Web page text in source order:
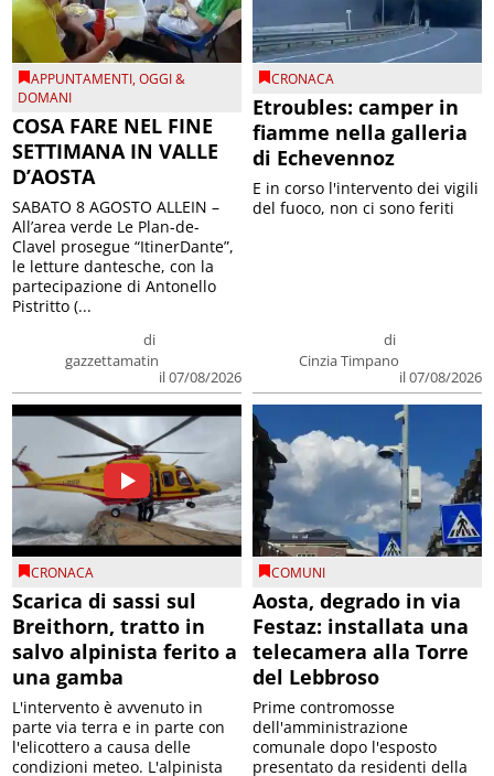
APPUNTAMENTI,OGGI &
DOMANI
COSA FARE NEL FINE
SETTIMANA IN VALLE
D’AOSTA
di
gazzettamatin
il 07/08/2026
SABATO 8 AGOSTO ALLEIN –
All’area verde Le Plan-de-
Clavel prosegue “ItinerDante”,
le letture dantesche, con la
partecipazione di Antonello
Pistritto (...
CRONACA
Etroubles: camper in
fiamme nella galleria
di Echevennoz
di
Cinzia Timpano
il 07/08/2026
E in corso l'intervento dei vigili
del fuoco, non ci sono feriti
CRONACA
Scarica di sassi sul
Breithorn, tratto in
salvo alpinista ferito a
una gamba
L'intervento è avvenuto in
parte via terra e in parte con
l'elicottero a causa delle
condizioni meteo. L'alpinista
COMUNI
Aosta, degrado in via
Festaz: installata una
telecamera alla Torre
del Lebbroso
Prime contromosse
dell'amministrazione
comunale dopo l'esposto
presentato da residenti della